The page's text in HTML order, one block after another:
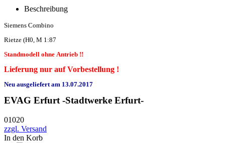
Beschreibung
Siemens Combino
Rietze (H0, M 1:87
Standmodell ohne Antrieb !!
Lieferung nur auf Vorbestellung !
Neu ausgeliefert am 13.07.2017
EVAG Erfurt -Stadtwerke Erfurt-
01020
zzgl. Versand
In den Korb